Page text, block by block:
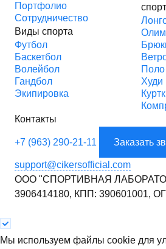
Портфолио
Сотрудничество
Виды спорта
Футбол
Баскетбол
Волейбол
Гандбол
Экипировка
Поло
Худи
Контакты
+7 (963) 290-21-11 Заказать
support@cikersofficial.com
ООО "СПОРТИВНАЯ
3906414180, КПП: 390601001,
Мы используем файлы cookie для